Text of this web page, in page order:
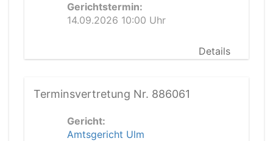
Gerichtstermin:
14.09.2026 10:00 Uhr
Details
Terminsvertretung Nr. 886061
Gericht:
Amtsgericht Ulm